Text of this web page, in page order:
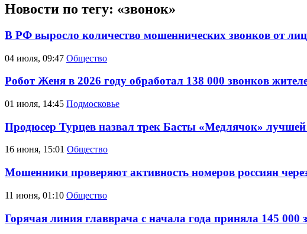
Новости по тегу: «звонок»
В РФ выросло количество мошеннических звонков от
04 июля, 09:47 Общество
Робот Женя в 2026 году обработал 138 000 звонков
01 июля, 14:45 Подмосковье
Продюсер Турцев назвал трек Басты «Медлячок»
16 июня, 15:01 Общество
Мошенники проверяют активность номеров россиян
11 июня, 01:10 Общество
Горячая линия главврача с начала года приняла 145